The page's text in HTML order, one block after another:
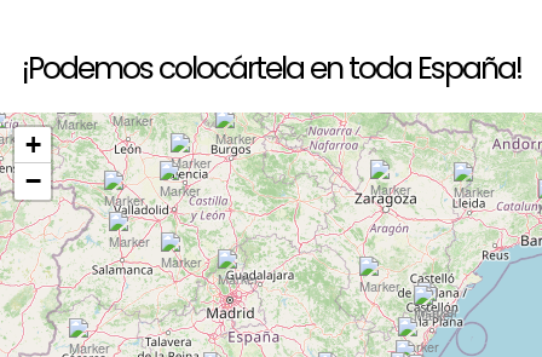
¡Podemos colocártela en toda España!
+
−